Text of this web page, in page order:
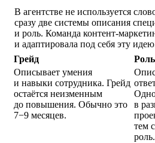
В агентстве не используется
сразу две системы описания
и роль. Команда контент-
и адаптировала под себя эту
Грейд
Роль
Описывает умения
и навыки сотрудника. Грейд
остаётся неизменным
до повышения. Обычно это
7−9 месяцев.
в
тем
роль.